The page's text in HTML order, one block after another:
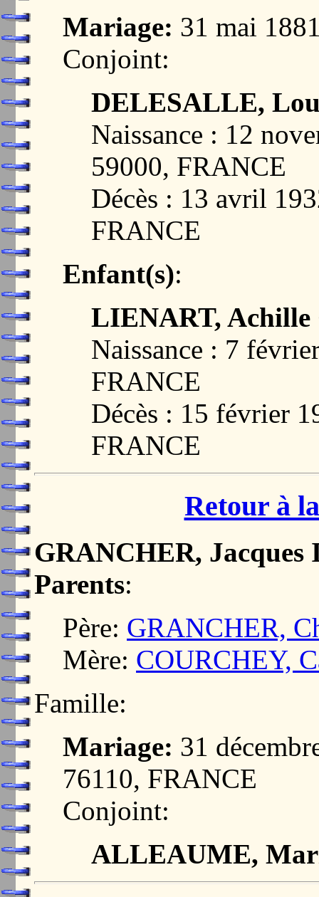
Mariage: 31 mai
Conjoint:
DELESALLE,
Naissance : 12
59000, FRANCE
Décès : 13 avril
FRANCE
Enfant(s):
LIENART, Achille
Naissance : 7
FRANCE
Décès : 15 février
FRANCE
Retour à
GRANCHER, Jacques
Parents:
Père: GRANCHER,
Mère: COURCHEY,
Famille:
Mariage: 31
76110, FRANCE
Conjoint:
ALLEAUME,